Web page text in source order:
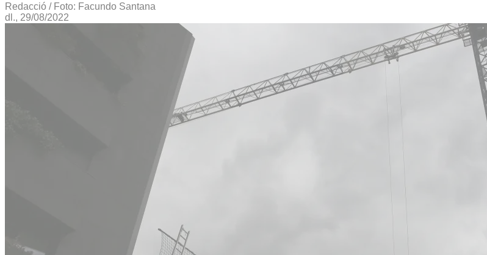
Redacció / Foto: Facundo Santana
dl., 29/08/2022